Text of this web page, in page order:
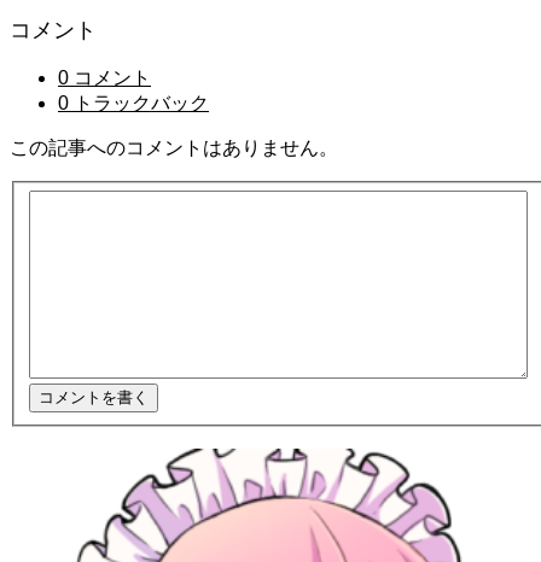
コメント
0 コメント
0 トラックバック
この記事へのコメントはありません。